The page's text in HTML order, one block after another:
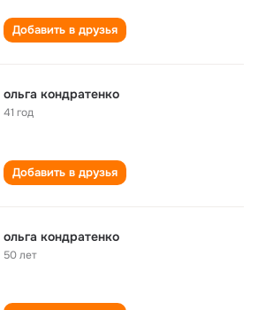
Добавить в друзья
ольга кондратенко
41 год
Добавить в друзья
ольга кондратенко
50 лет